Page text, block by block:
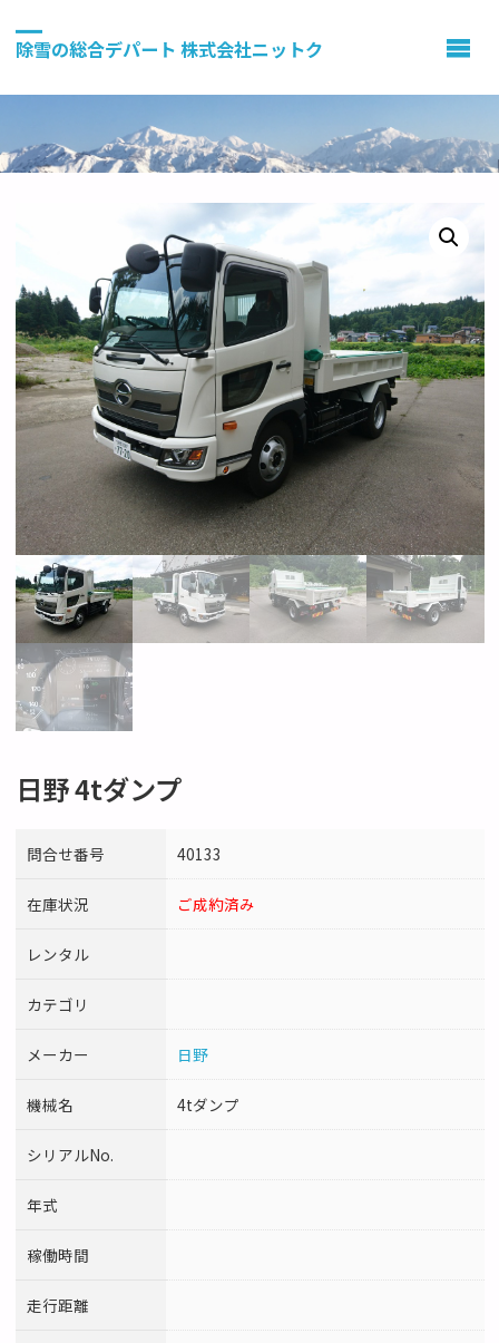
除雪の総合デパート 株式会社ニットク
日野 4tダンプ
問合せ番号 40133
在庫状況 ご成約済み
レンタル
カテゴリ
メーカー 日野
機械名 4tダンプ
シリアルNo.
年式
稼働時間
走行距離